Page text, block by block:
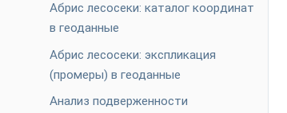
Абрис лесосеки: каталог координат
в геоданные
Абрис лесосеки: экспликация
(промеры) в геоданные
Анализ подверженности